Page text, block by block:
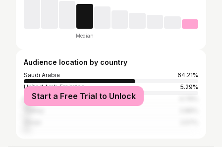
Median
Audience location by country
Saudi Arabia
64.21%
United Arab Emirates
5.29%
Kuwait
Start a Free Trial to Unlock